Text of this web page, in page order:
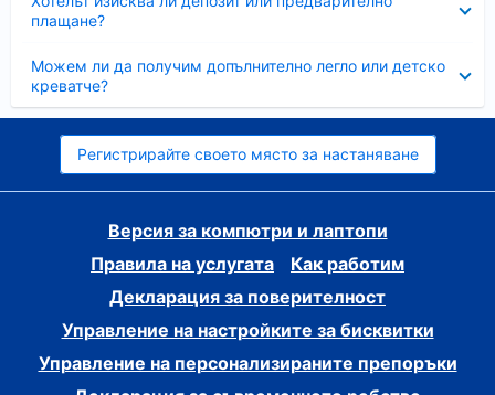
плащане?
Можем ли да получим допълнително легло или детско
креватче?
Регистрирайте своето място за настаняване
Версия за компютри и лаптопи
Правила на услугата
Как работим
Декларация за поверителност
Управление на настройките за бисквитки
Управление на персонализираните препоръки